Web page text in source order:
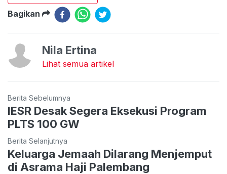
Bagikan
Nila Ertina
Lihat semua artikel
Berita Sebelumnya
IESR Desak Segera Eksekusi Program
PLTS 100 GW
Berita Selanjutnya
Keluarga Jemaah Dilarang Menjemput
di Asrama Haji Palembang